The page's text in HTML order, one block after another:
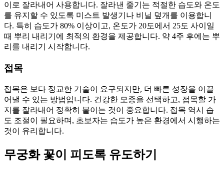
이로 잘라내어 사용합니다. 잘라낸 줄기는 적절한 습도와 온도
를 유지할 수 있도록 미스트 발생기나 비닐 덮개를 이용합니
다. 특히 습도가 80% 이상이고, 온도가 20도에서 25도 사이일
때 뿌리 내리기에 최적의 환경을 제공합니다. 약 4주 후에는 뿌
리를 내리기 시작합니다.
접목
접목은 보다 정교한 기술이 요구되지만, 더 빠른 성장을 이끌
어낼 수 있는 방법입니다. 건강한 모종을 선택하고, 접목할 가
지를 잘라내어 정확히 붙이는 것이 중요합니다. 접목 역시 습
도 조절이 필요하며, 초보자는 습도가 높은 환경에서 시행하는
것이 유리합니다.
무궁화 꽃이 피도록 유도하기